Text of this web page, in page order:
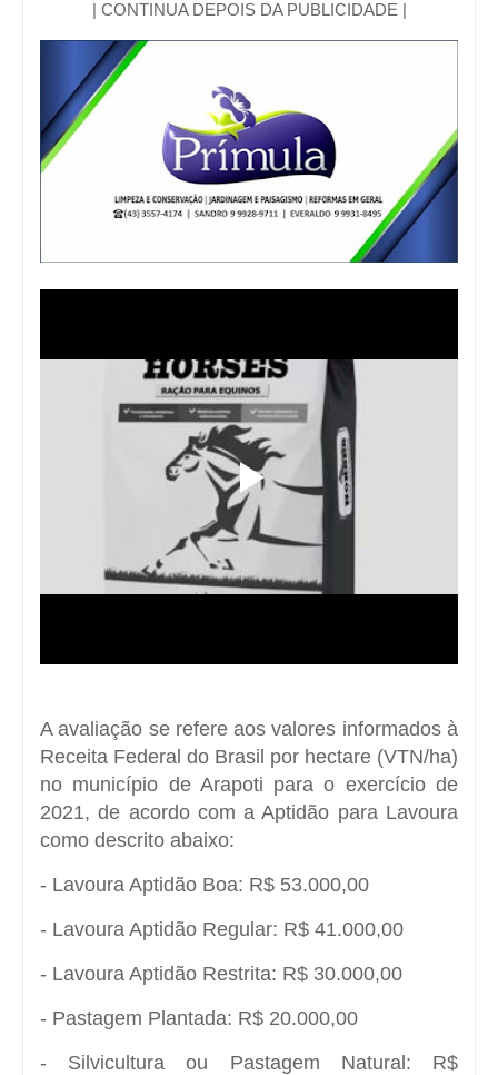
| CONTINUA DEPOIS DA PUBLICIDADE |
A avaliação se refere aos valores informados à
Receita Federal do Brasil por hectare (VTN/ha)
no município de Arapoti para o exercício de
2021, de acordo com a Aptidão para Lavoura
como descrito abaixo:
- Lavoura Aptidão Boa: R$ 53.000,00
- Lavoura Aptidão Regular: R$ 41.000,00
- Lavoura Aptidão Restrita: R$ 30.000,00
- Pastagem Plantada: R$ 20.000,00
- Silvicultura ou Pastagem Natural: R$